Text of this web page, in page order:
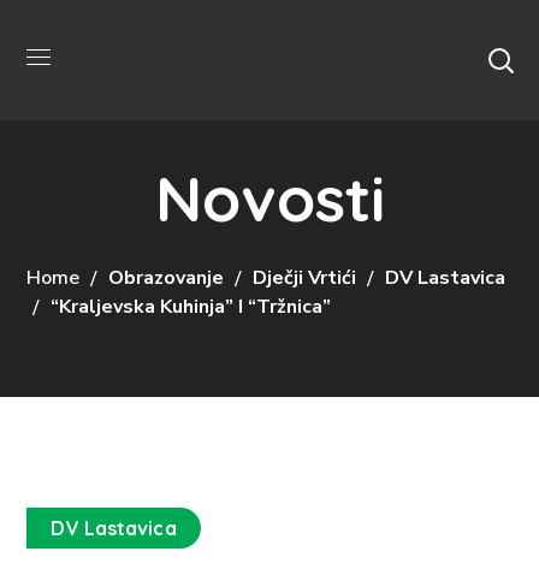
Novosti
Home Obrazovanje Dječji Vrtići
DV Lastavica
“Kraljevska Kuhinja” I “Tržnica”
DV Lastavica